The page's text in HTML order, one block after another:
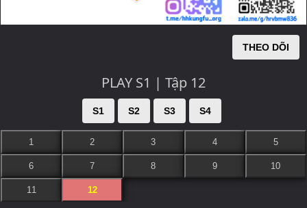
THEO DÕI
PLAY S1 | Tập 12
S1 S2 S3 S4
1 2 3 4 5
6 7 8 9 10
11 12